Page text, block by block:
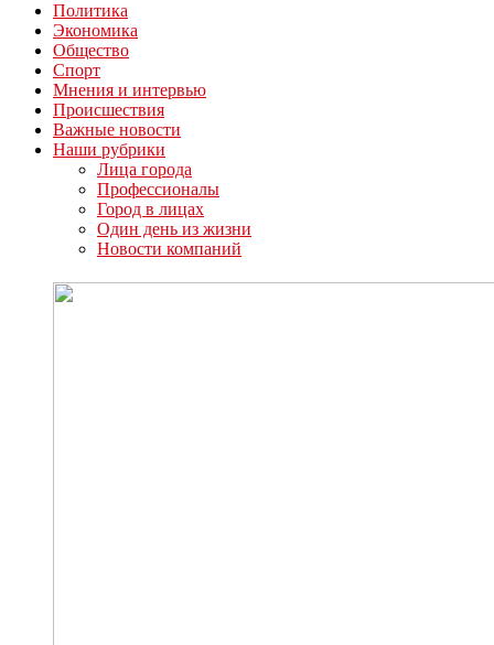
Политика
Экономика
Общество
Спорт
Мнения и интервью
Происшествия
Важные новости
Наши рубрики
Лица города
Профессионалы
Город в лицах
Один день из жизни
Новости компаний